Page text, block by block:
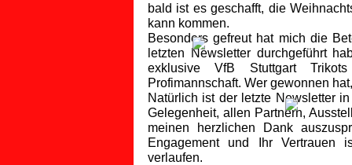
bald ist es geschafft, die
kann kommen.
Besonders gefreut hat mich die
letzten Newsletter durchgeführt
exklusive VfB Stuttgart
Profimannschaft. Wer gewonnen
Natürlich ist der letzte Newsletter
Gelegenheit, allen Partnern,
meinen herzlichen Dank
Engagement und Ihr Vertrauen
verlaufen.